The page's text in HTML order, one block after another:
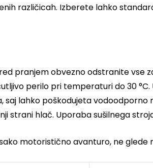
različicah. Izberete lahko
pranjem obvezno odstranite
perilo pri temperaturi do 30
lahko poškodujeta
hlač. Uporaba sušilnega
motoristično avanturo, ne glede